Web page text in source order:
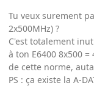
Tu veux surement
2x500MHz) ?
C'est totalement
à ton E6400 8x500
de cette norme,
PS : ça existe la A-